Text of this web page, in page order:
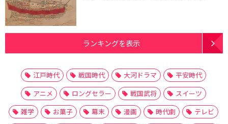
ランキングを表示
江戸時代 戦国時代 大河ドラマ
平安時代
アニメ
ロングセラー 戦国武将
スイーツ
雑学
お菓子 幕末 漫画 時代劇
テレビ